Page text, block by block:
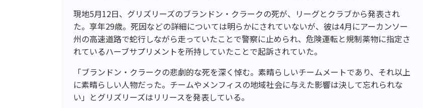
現地5月12日、グリズリーズのブランドン・クラークの死が、リーグとクラブから発表され
た。享年29歳。死因などの詳細については明らかにされていないが、彼は4月にアーカンソー
州の高速道路で蛇行しながら走っていたことで警察に止められ、危険運転と規制薬物に指定さ
れているハーブサプリメントを所持していたことで起訴されていた。
「ブランドン・クラークの悲劇的な死を深く悼む。素晴らしいチームメートであり、それ以上
に素晴らしい人物だった。チームやメンフィスの地域社会に与えた影響は決して忘れられな
い」とグリズリーズはリリースを発表している。